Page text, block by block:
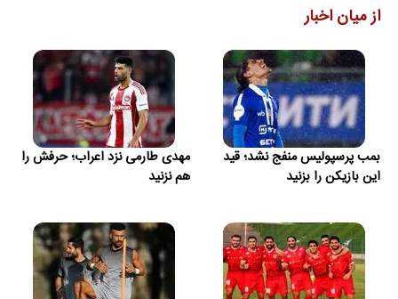
از میان اخبار
بمب پرسپولیس منفج نشد؛ قید
این بازیکن را بزنید
مهدی طارمی نزد اعراب؛ حرفش را
هم نزنید